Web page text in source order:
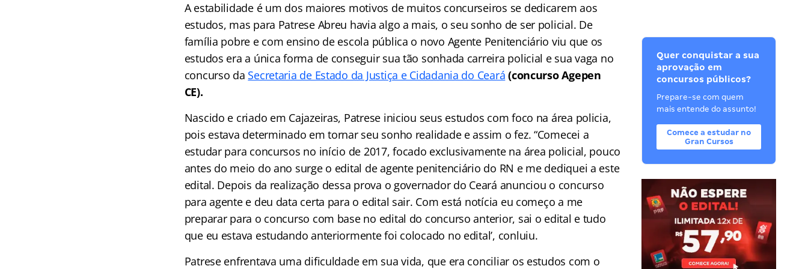
A estabilidade é um dos maiores motivos de muitos concurseiros se dedicarem aos
estudos, mas para Patrese Abreu havia algo a mais, o seu sonho de ser policial. De
família pobre e com ensino de escola pública o novo Agente Penitenciário viu que os
estudos era a única forma de conseguir sua tão sonhada carreira policial e sua vaga no
concurso da Secretaria de Estado da Justiça e Cidadania do Ceará (concurso Agepen
CE).
Nascido e criado em Cajazeiras, Patrese iniciou seus estudos com foco na área policia,
pois estava determinado em tornar seu sonho realidade e assim o fez. “Comecei a
estudar para concursos no início de 2017, focado exclusivamente na área policial, pouco
antes do meio do ano surge o edital de agente penitenciário do RN e me dediquei a este
edital. Depois da realização dessa prova o governador do Ceará anunciou o concurso
para agente e deu data certa para o edital sair. Com está notícia eu começo a me
preparar para o concurso com base no edital do concurso anterior, sai o edital e tudo
que eu estava estudando anteriormente foi colocado no edital’, conluiu.
Patrese enfrentava uma dificuldade em sua vida, que era conciliar os estudos com o
Quer conquistar a sua
aprovação em
concursos públicos?
Prepare-se com quem
mais entende do assunto!
Comece a estudar no
Gran Cursos